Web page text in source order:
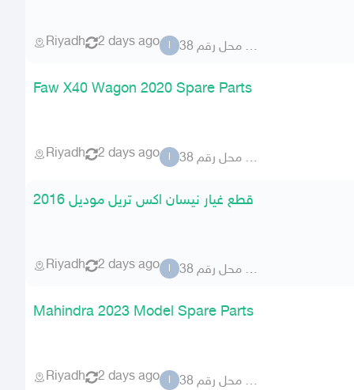
Riyadh 2 days ago ا المطلق محل رقم 38
Faw X40 Wagon 2020 Spare Parts
Riyadh 2 days ago ا المطلق محل رقم 38
قطع غيار نيسان اكس تريل موديل 2016
Riyadh 2 days ago ا المطلق محل رقم 38
Mahindra 2023 Model Spare Parts
Riyadh 2 days ago ا المطلق محل رقم 38